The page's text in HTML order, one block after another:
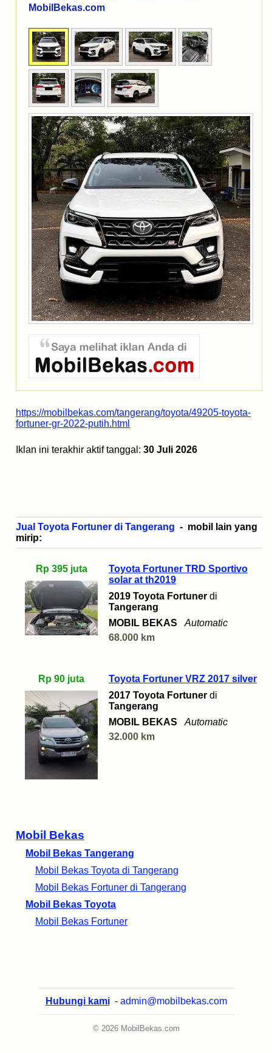
Mobil Bekas
Mobil Bekas Tangerang
Mobil Bekas Toyota di Tangerang
Mobil Bekas Fortuner di Tangerang
Mobil Bekas Toyota
Mobil Bekas Fortuner
MobilBekas.com
https://mobilbekas.com/tangerang/toyota/49205-toyota-
fortuner-gr-2022-putih.html
Iklan ini terakhir aktif tanggal: 30 Juli 2026
Jual Toyota Fortuner di Tangerang - mobil lain yang
mirip:
Rp 395 juta
Toyota Fortuner TRD Sportivo
solar at th2019
2019 Toyota Fortuner di
Tangerang
MOBIL BEKAS
Automatic
68.000 km
Rp 90 juta
Toyota Fortuner VRZ 2017 silver
2017 Toyota Fortuner di
Tangerang
MOBIL BEKAS
Automatic
32.000 km
Hubungi kami - admin@mobilbekas.com
© 2026 MobilBekas.com